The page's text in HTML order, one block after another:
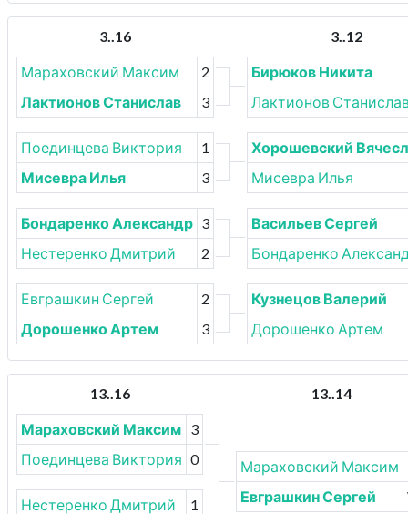
3..16 3..12
Мараховский Максим
2
Лактионов Станислав
3
Поединцева Виктория
1
Мисевра Илья
3
Бондаренко Александр 3
Нестеренко Дмитрий
2
Евграшкин Сергей
2
Дорошенко Артем
3
Бирюков Никита
Лактионов
Хорошевский
Мисевра Илья
Васильев Сергей
Бондаренко
Кузнецов Валерий
Дорошенко Артем
13..16 13..14
Мараховский Максим 3
Поединцева Виктория 0
Нестеренко Дмитрий
1
Мараховский Максим
Евграшкин Сергей